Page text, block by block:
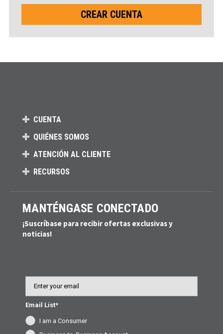
CREAR CUENTA
CUENTA
QUIÉNES SOMOS
ATENCIÓN AL CLIENTE
RECURSOS
MANTÉNGASE CONECTADO
¡Suscríbase para recibir ofertas exclusivas y
noticias!
Email List*
I am a Consumer